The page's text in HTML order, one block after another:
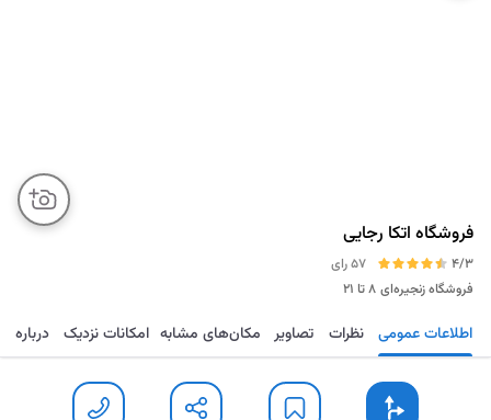
فروشگاه اتکا رجایی
4/3
57 رای
فروشگاه زنجیره‌ای ۸ تا ۲۱
مسیریابی ذخیره ارسال تماس اطلاعات عمومی نظرات تصاویر مکان‌های مشابه امکانات نزدیک درباره